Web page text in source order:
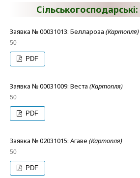
Заявка № 00031013: Беллароза (Картопля)
50
PDF
Заявка № 00031009: Веста (Картопля)
50
PDF
Заявка № 02031015: Агаве (Картопля)
50
PDF